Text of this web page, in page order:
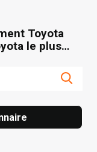
Toyota
le plus